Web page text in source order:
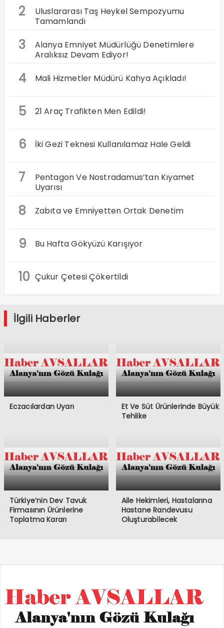
2
Uluslararası Taş Heykel Sempozyumu
Tamamlandı
3
Alanya Emniyet Müdürlüğü Denetimlere
Aralıksız Devam Ediyor!
4 Mali Hizmetler Müdürü Kahya Açıkladı!
5 21 Araç Trafikten Men Edildi!
6 İki Gezi Teknesi Kullanılamaz Hale Geldi
7
Pentagon Ve Nostradamus’tan Kıyamet
Uyarısı
8 Zabıta ve Emniyetten Ortak Denetim
9 Bu Hafta Gökyüzü Karışıyor
10 Çukur Çetesi Çökertildi
İlgili Haberler
Eczacılardan Uyarı
Et Ve Süt Ürünlerinde Büyük
Tehlike
Türkiye’nin Dev Tavuk
Firmasının Ürünlerine
Toplatma Kararı
Aile Hekimleri, Hastalarına
Hastane Randevusu
Oluşturabilecek